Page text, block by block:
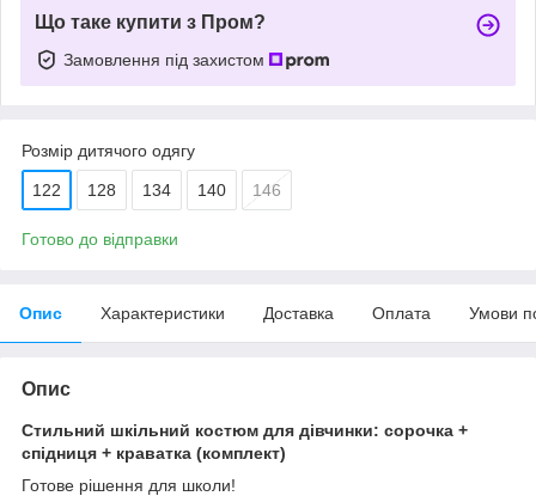
Що таке купити з Пром?
Замовлення під захистом
Розмір дитячого одягу
122 128 134 140 146
Готово до відправки
Опис Характеристики Доставка Оплата Умови
Опис
Стильний шкільний костюм для дівчинки: сорочка +
спідниця + краватка (комплект)
Готове рішення для школи!